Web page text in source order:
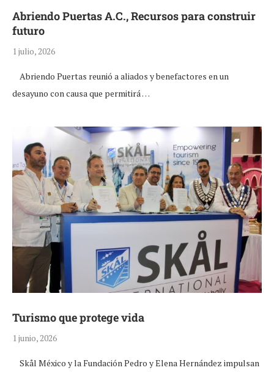
Abriendo Puertas A.C., Recursos para construir
futuro
1 julio, 2026
Abriendo Puertas reunió a aliados y benefactores en un
desayuno con causa que permitirá …
Turismo que protege vida
1 junio, 2026
Skål México y la Fundación Pedro y Elena Hernández impulsan